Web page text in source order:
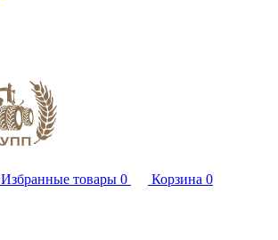
Избранные товары 0 Корзина 0